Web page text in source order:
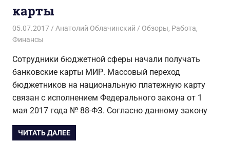
карты
05.07.2017 Анатолий Облачинский Обзоры, Работа,
Финансы
Сотрудники бюджетной сферы начали получать
банковские карты МИР. Массовый переход
бюджетников на национальную платежную карту
связан с исполнением Федерального закона от 1
мая 2017 года № 88-ФЗ. Согласно данному закону
ЧИТАТЬ ДАЛЕЕ